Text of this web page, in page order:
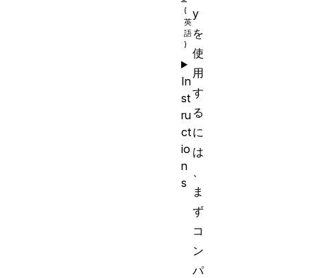
y
を
使
用
す
る
に
は
ま
ず
コ
ン
パ
In
st
ru
ct
io
n
s